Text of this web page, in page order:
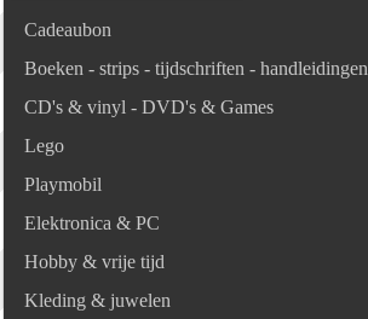
Cadeaubon
Boeken - strips - tijdschriften - handleidingen
CD's & vinyl - DVD's & Games
Lego
Playmobil
Elektronica & PC
Hobby & vrije tijd
Kleding & juwelen